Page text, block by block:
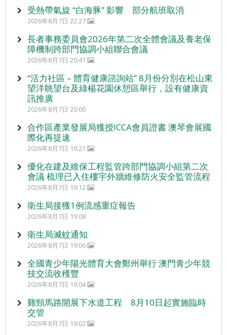
受熱帶氣旋 “白海豚” 影響 部分航班取消
2026年8月7日 22:27
長者事務委員會2026年第二次全體會議及養老保
障機制跨部門協調小組聯合會議
2026年8月7日 20:41
“活力社區 – 體育健康諮詢站” 8月份分別在松山東
望洋眺望台及綠楊花園休憩區舉行，設有健康資
訊推廣
2026年8月7日 20:00
合作區產業發展局獲授ICCA會員證書 澳琴會展國
際化再提速
2026年8月7日 19:21
優化在建及維保工程監管跨部門協調小組第二次
會議 梳理已入住樓宇外牆維修防火安全監管流程
2026年8月7日 19:12
衛生局接獲1例流感重症報告
2026年8月7日 19:08
衛生局滅蚊通知
2026年8月7日 19:06
全國青少年陽光體育大會鄭州舉行 澳門青少年競
技交流收穫豐
2026年8月7日 19:04
雞頸馬路開展下水道工程 8月10日起實施臨時
交管
2026年8月7日 19:02